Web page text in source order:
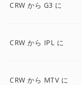
CRW から G3 に
CRW から IPL に
CRW から MTV に